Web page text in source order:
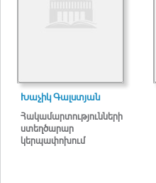
Խաչիկ Գալստյան
Հակամարտությունների
ստեղծարար
կերպափոխում